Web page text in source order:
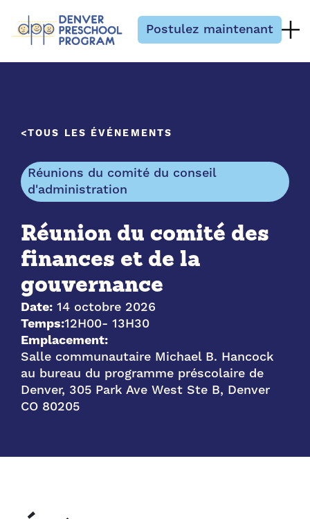
Postulez maintenant
TOUS LES ÉVÉNEMENTS
Réunions du comité du conseil
d'administration
Réunion du comité des
finances et de la
gouvernance
Date: 14 octobre 2026
Temps:12H00- 13H30
Emplacement:
Salle communautaire Michael B. Hancock
au bureau du programme préscolaire de
Denver, 305 Park Ave West Ste B, Denver
CO 80205